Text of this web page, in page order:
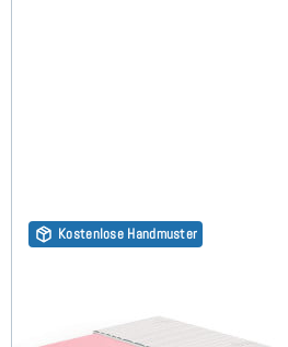
Kostenlose Handmuster
70x180 cm